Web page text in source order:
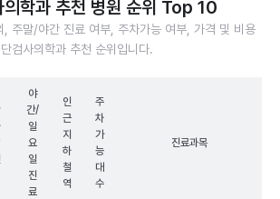
의학과 추천 병원 순위 Top 10
, 주말/야간 진료 여부, 주차가능 여부, 가격 및 비용
검사의학과 추천 순위입니다.
야
간/
일
요
일
진
료
인
근
지
하
철
역
주
차
가
능
대
수
진료과목